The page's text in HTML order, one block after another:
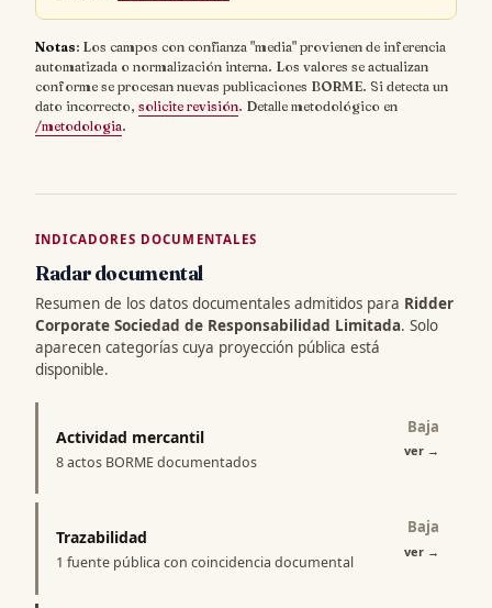
Notas: Los campos con confianza "media" provienen de inferencia
automatizada o normalización interna. Los valores se actualizan
conforme se procesan nuevas publicaciones BORME. Si detecta un
dato incorrecto, solicite revisión. Detalle metodológico en
/metodologia.
INDICADORES DOCUMENTALES
Radar documental
Resumen de los datos documentales admitidos para Ridder
Corporate Sociedad de Responsabilidad Limitada. Solo
aparecen categorías cuya proyección pública está
disponible.
Actividad mercantil
8 actos BORME documentados
Baja
ver →
Trazabilidad
1 fuente pública con coincidencia documental
Baja
ver →